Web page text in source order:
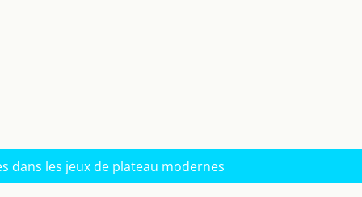
dans les jeux de plateau modernes